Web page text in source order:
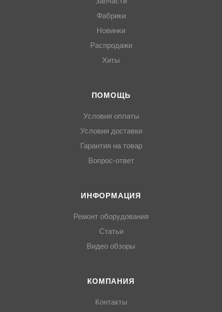
Фабрики
Новинки
Распродажи
Хиты
ПОМОЩЬ
Условия оплаты
Условия доставки
Гарантия на товар
Вопрос-ответ
ИНФОРМАЦИЯ
Ремонт оборудования
Статьи
Видео обзоры
КОМПАНИЯ
Контакты